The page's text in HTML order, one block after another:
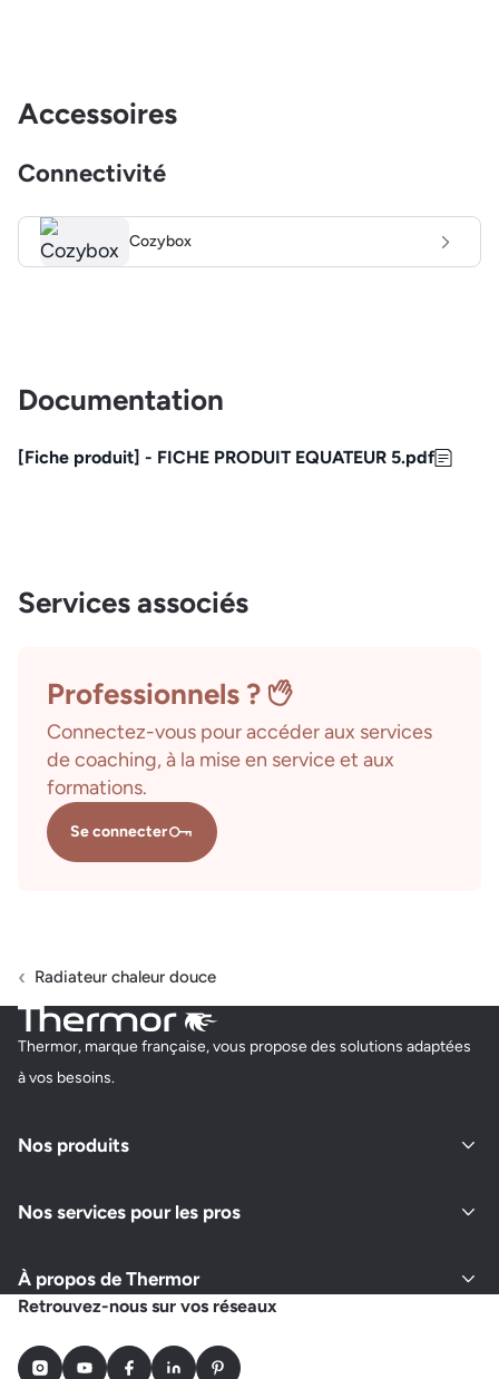
Accessoires
Connectivité
Cozybox
Documentation
[Fiche produit] - FICHE PRODUIT EQUATEUR 5.pdf
Services associés
Professionnels ?
Connectez-vous pour accéder aux services
de coaching, à la mise en service et aux
formations.
Se connecter
Radiateur chaleur douce
Thermor, marque française, vous propose des solutions adaptées
à vos besoins.
Nos produits
Nos services pour les pros
À propos de Thermor
Retrouvez-nous sur vos réseaux